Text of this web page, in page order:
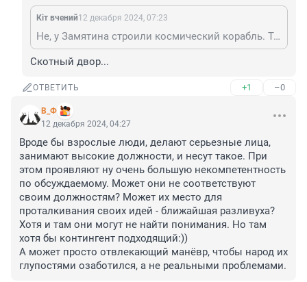
Кiт вчений12 декабря 2024, 07:23
Не, у Замятина строили космический корабль. Тут ближе всё-таки к Оруэллу по уровню развития.
Скотный двор...
ОТВЕТИТЬ +1 –0
В_Ф
12 декабря 2024, 04:27
Вроде бы взрослые люди, делают серьезные лица,
занимают высокие должности, и несут такое. При
этом проявляют ну очень большую некомпетентность
по обсуждаемому. Может они не соответствуют
своим должностям? Может их место для
проталкивания своих идей - ближайшая разливуха?
Хотя и там они могут не найти понимания. Но там
хотя бы контингент подходящий:))
А может просто отвлекающий манёвр, чтобы народ их
глупостями озаботился, а не реальными проблемами.